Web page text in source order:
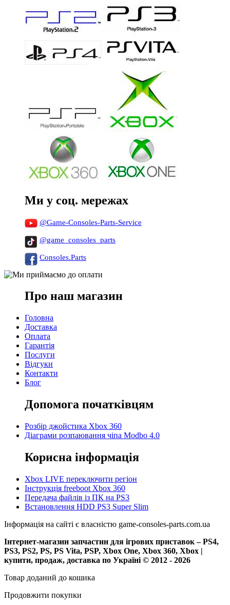
Ми у соц. мережах
@Game-Consoles-Parts-Service
@game_consoles_parts
Consoles.Parts
Про наш магазин
Головна
Доставка
Оплата
Гарантія
Послуги
Відгуки
Контакти
Блог
Допомога початківцям
Розбір джойстика Xbox 360
Діаграми розпаювання чіпа Modbo 4.0
Корисна інформація
Xbox LIVE переключити регіон
Інструкція freeboot Xbox 360
Передача файлів із ПК на PS3
Встановлення HDD PS3 Super Slim
Інформація на сайті є власністю game-consoles-parts.com.ua
Інтернет-магазин запчастин для ігрових приставок – PS4,
PS3, PS2, PS, PS Vita, PSP, Xbox One, Xbox 360, Xbox |
купити, продаж, доставка по Україні © 2012 - 2026
Товар доданий до кошика
Продовжити покупки